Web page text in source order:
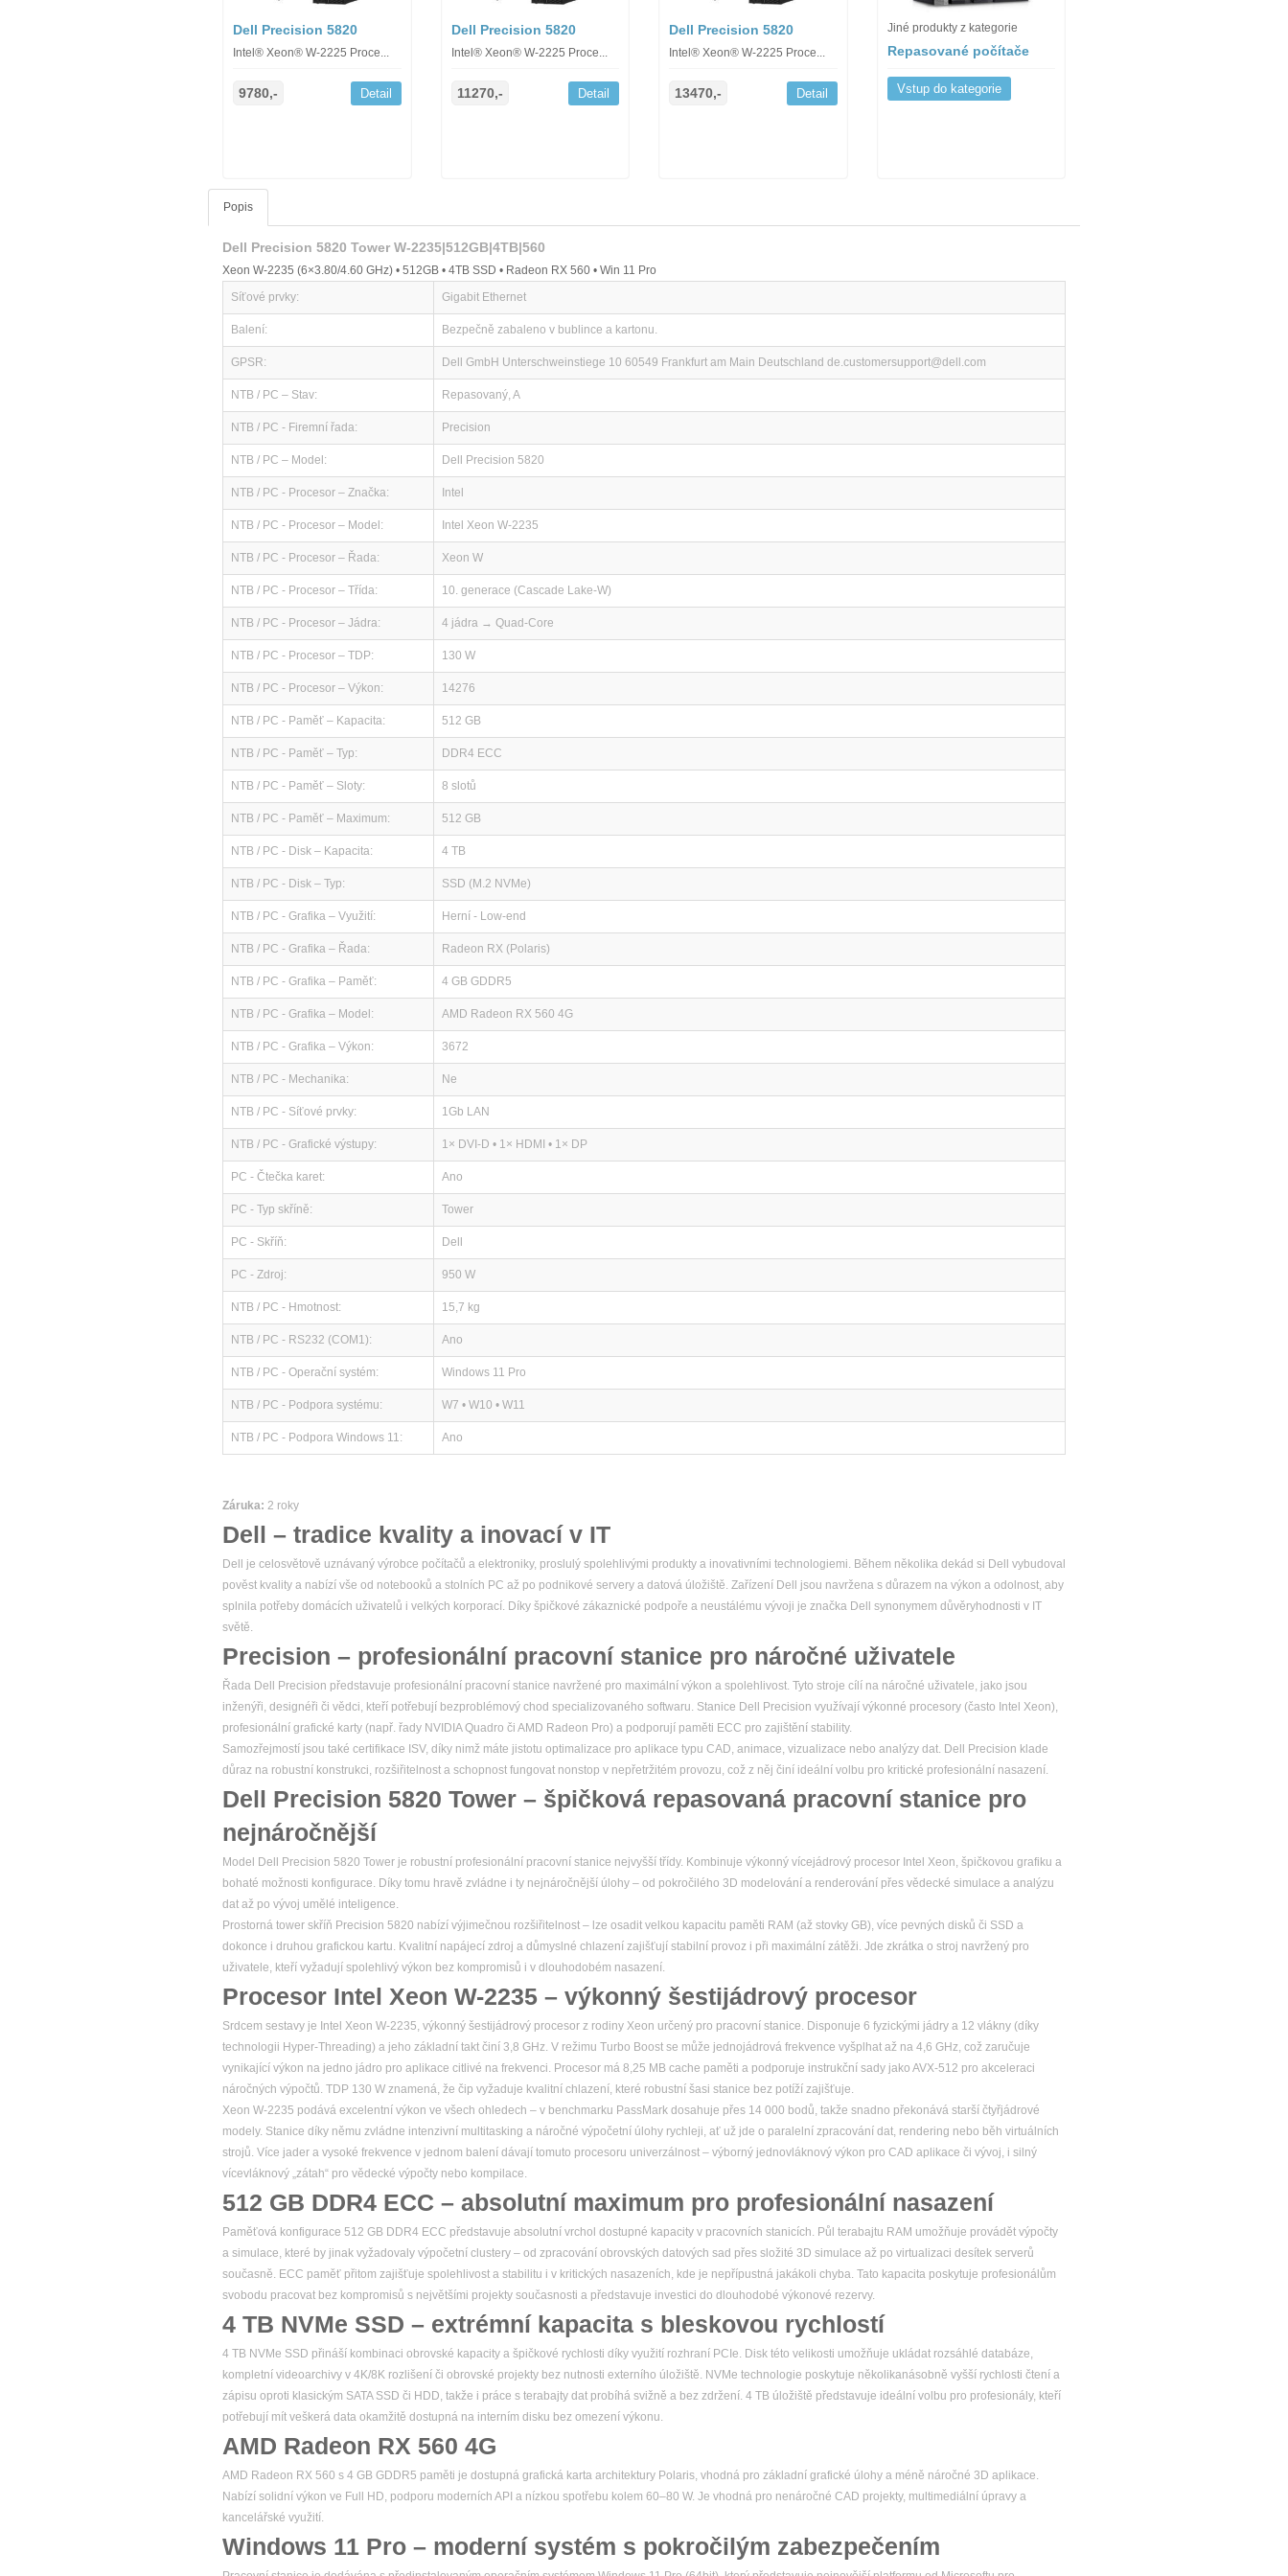
Dell Precision 5820
Intel® Xeon® W-2225 Proce...
9780,- Detail
Dell Precision 5820
Intel® Xeon® W-2225 Proce...
11270,- Detail
Dell Precision 5820
Intel® Xeon® W-2225 Proce...
13470,- Detail
Jiné produkty z kategorie
Repasované počítače
Vstup do kategorie
Popis
Dell Precision 5820 Tower W-2235|512GB|4TB|560
Xeon W-2235 (6×3.80/4.60 GHz) • 512GB • 4TB SSD • Radeon RX 560 • Win 11 Pro
Síťové prvky:
Gigabit Ethernet
Balení: Bezpečně zabaleno v bublince a kartonu.
GPSR: Dell GmbH Unterschweinstiege 10 60549 Frankfurt am Main Deutschland de.customersupport@dell.com
NTB / PC – Stav: Repasovaný, A
NTB / PC - Firemní řada: Precision
NTB / PC – Model: Dell Precision 5820
NTB / PC - Procesor – Značka: Intel
NTB / PC - Procesor – Model: Intel Xeon W-2235
NTB / PC - Procesor – Řada: Xeon W
NTB / PC - Procesor – Třída: 10. generace (Cascade Lake-W)
NTB / PC - Procesor – Jádra: 4 jádra → Quad-Core
NTB / PC - Procesor – TDP: 130 W
NTB / PC - Procesor – Výkon: 14276
NTB / PC - Paměť – Kapacita: 512 GB
NTB / PC - Paměť – Typ: DDR4 ECC
NTB / PC - Paměť – Sloty: 8 slotů
NTB / PC - Paměť – Maximum: 512 GB
NTB / PC - Disk – Kapacita: 4 TB
NTB / PC - Disk – Typ: SSD (M.2 NVMe)
NTB / PC - Grafika – Využití: Herní - Low-end
NTB / PC - Grafika – Řada: Radeon RX (Polaris)
NTB / PC - Grafika – Paměť: 4 GB GDDR5
NTB / PC - Grafika – Model: AMD Radeon RX 560 4G
NTB / PC - Grafika – Výkon: 3672
NTB / PC - Mechanika: Ne
NTB / PC - Síťové prvky: 1Gb LAN
NTB / PC - Grafické výstupy: 1× DVI-D • 1× HDMI • 1× DP
PC - Čtečka karet: Ano
PC - Typ skříně: Tower
PC - Skříň: Dell
PC - Zdroj: 950 W
NTB / PC - Hmotnost: 15,7 kg
NTB / PC - RS232 (COM1): Ano
NTB / PC - Operační systém: Windows 11 Pro
NTB / PC - Podpora systému: W7 • W10 • W11
NTB / PC - Podpora Windows 11: Ano
Záruka: 2 roky
Dell – tradice kvality a inovací v IT
Dell je celosvětově uznávaný výrobce počítačů a elektroniky, proslulý spolehlivými produkty a inovativními technologiemi. Během několika dekád si Dell vybudoval
pověst kvality a nabízí vše od notebooků a stolních PC až po podnikové servery a datová úložiště. Zařízení Dell jsou navržena s důrazem na výkon a odolnost, aby
splnila potřeby domácích uživatelů i velkých korporací. Díky špičkové zákaznické podpoře a neustálému vývoji je značka Dell synonymem důvěryhodnosti v IT
světě.
Precision – profesionální pracovní stanice pro náročné uživatele
Řada Dell Precision představuje profesionální pracovní stanice navržené pro maximální výkon a spolehlivost. Tyto stroje cílí na náročné uživatele, jako jsou
inženýři, designéři či vědci, kteří potřebují bezproblémový chod specializovaného softwaru. Stanice Dell Precision využívají výkonné procesory (často Intel Xeon),
profesionální grafické karty (např. řady NVIDIA Quadro či AMD Radeon Pro) a podporují paměti ECC pro zajištění stability.
Samozřejmostí jsou také certifikace ISV, díky nimž máte jistotu optimalizace pro aplikace typu CAD, animace, vizualizace nebo analýzy dat. Dell Precision klade
důraz na robustní konstrukci, rozšiřitelnost a schopnost fungovat nonstop v nepřetržitém provozu, což z něj činí ideální volbu pro kritické profesionální nasazení.
Dell Precision 5820 Tower – špičková repasovaná pracovní stanice pro
nejnáročnější
Model Dell Precision 5820 Tower je robustní profesionální pracovní stanice nejvyšší třídy. Kombinuje výkonný vícejádrový procesor Intel Xeon, špičkovou grafiku a
bohaté možnosti konfigurace. Díky tomu hravě zvládne i ty nejnáročnější úlohy – od pokročilého 3D modelování a renderování přes vědecké simulace a analýzu
dat až po vývoj umělé inteligence.
Prostorná tower skříň Precision 5820 nabízí výjimečnou rozšiřitelnost – lze osadit velkou kapacitu paměti RAM (až stovky GB), více pevných disků či SSD a
dokonce i druhou grafickou kartu. Kvalitní napájecí zdroj a důmyslné chlazení zajišťují stabilní provoz i při maximální zátěži. Jde zkrátka o stroj navržený pro
uživatele, kteří vyžadují spolehlivý výkon bez kompromisů i v dlouhodobém nasazení.
Procesor Intel Xeon W-2235 – výkonný šestijádrový procesor
Srdcem sestavy je Intel Xeon W-2235, výkonný šestijádrový procesor z rodiny Xeon určený pro pracovní stanice. Disponuje 6 fyzickými jádry a 12 vlákny (díky
technologii Hyper-Threading) a jeho základní takt činí 3,8 GHz. V režimu Turbo Boost se může jednojádrová frekvence vyšplhat až na 4,6 GHz, což zaručuje
vynikající výkon na jedno jádro pro aplikace citlivé na frekvenci. Procesor má 8,25 MB cache paměti a podporuje instrukční sady jako AVX-512 pro akceleraci
náročných výpočtů. TDP 130 W znamená, že čip vyžaduje kvalitní chlazení, které robustní šasi stanice bez potíží zajišťuje.
Xeon W-2235 podává excelentní výkon ve všech ohledech – v benchmarku PassMark dosahuje přes 14 000 bodů, takže snadno překonává starší čtyřjádrové
modely. Stanice díky němu zvládne intenzivní multitasking a náročné výpočetní úlohy rychleji, ať už jde o paralelní zpracování dat, rendering nebo běh virtuálních
strojů. Více jader a vysoké frekvence v jednom balení dávají tomuto procesoru univerzálnost – výborný jednovláknový výkon pro CAD aplikace či vývoj, i silný
vícevláknový „zátah“ pro vědecké výpočty nebo kompilace.
512 GB DDR4 ECC – absolutní maximum pro profesionální nasazení
Paměťová konfigurace 512 GB DDR4 ECC představuje absolutní vrchol dostupné kapacity v pracovních stanicích. Půl terabajtu RAM umožňuje provádět výpočty
a simulace, které by jinak vyžadovaly výpočetní clustery – od zpracování obrovských datových sad přes složité 3D simulace až po virtualizaci desítek serverů
současně. ECC paměť přitom zajišťuje spolehlivost a stabilitu i v kritických nasazeních, kde je nepřípustná jakákoli chyba. Tato kapacita poskytuje profesionálům
svobodu pracovat bez kompromisů s největšími projekty současnosti a představuje investici do dlouhodobé výkonové rezervy.
4 TB NVMe SSD – extrémní kapacita s bleskovou rychlostí
4 TB NVMe SSD přináší kombinaci obrovské kapacity a špičkové rychlosti díky využití rozhraní PCIe. Disk této velikosti umožňuje ukládat rozsáhlé databáze,
kompletní videoarchivy v 4K/8K rozlišení či obrovské projekty bez nutnosti externího úložiště. NVMe technologie poskytuje několikanásobně vyšší rychlosti čtení a
zápisu oproti klasickým SATA SSD či HDD, takže i práce s terabajty dat probíhá svižně a bez zdržení. 4 TB úložiště představuje ideální volbu pro profesionály, kteří
potřebují mít veškerá data okamžitě dostupná na interním disku bez omezení výkonu.
AMD Radeon RX 560 4G
AMD Radeon RX 560 s 4 GB GDDR5 paměti je dostupná grafická karta architektury Polaris, vhodná pro základní grafické úlohy a méně náročné 3D aplikace.
Nabízí solidní výkon ve Full HD, podporu moderních API a nízkou spotřebu kolem 60–80 W. Je vhodná pro nenáročné CAD projekty, multimediální úpravy a
kancelářské využití.
Windows 11 Pro – moderní systém s pokročilým zabezpečením